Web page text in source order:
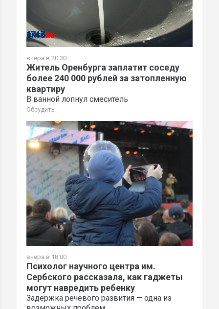
вчера в 20:30
Житель Оренбурга заплатит соседу
более 240 000 рублей за затопленную
квартиру
В ванной лопнул смеситель
Обсудить
вчера в 18:00
Психолог научного центра им.
Сербского рассказала, как гаджеты
могут навредить ребенку
Задержка речевого развития — одна из